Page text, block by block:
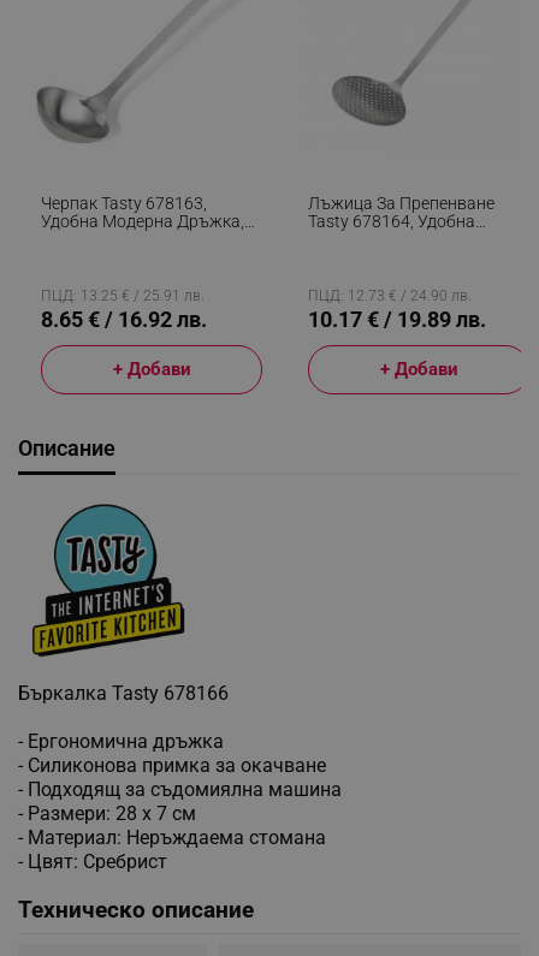
Черпак Tasty 678163,
Удобна Модерна Дръжка,
ПЦД: 13.25 € / 25.91 лв.
8.65 € / 16.92 лв.
+ Добави
Лъжица За Препенване
Tasty 678164, Удобна
ПЦД: 12.73 € / 24.90 лв.
10.17 € / 19.89 лв.
+ Добави
Описание
Бъркалка Tasty 678166
- Ергономична дръжка
- Силиконова примка за окачване
- Подходящ за съдомиялна машина
- Размери: 28 х 7 см
- Материал: Неръждаема стомана
- Цвят: Сребрист
Техническо описание